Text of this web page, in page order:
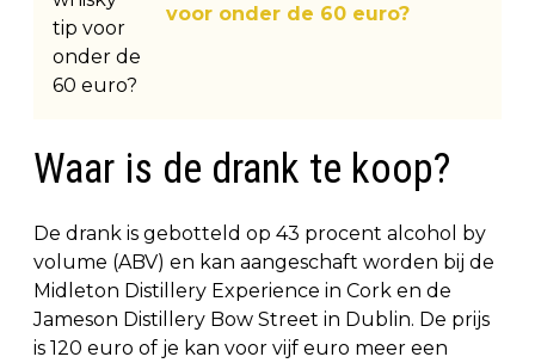
voor onder de 60 euro?
Waar is de drank te koop?
De drank is gebotteld op 43 procent alcohol by
volume (ABV) en kan aangeschaft worden bij de
Midleton Distillery Experience in Cork en de
Jameson Distillery Bow Street in Dublin. De prijs
is 120 euro of je kan voor vijf euro meer een